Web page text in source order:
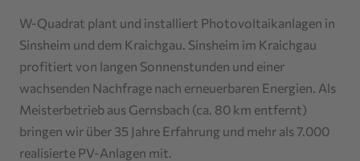
W-Quadrat plant und installiert Photovoltaikanlagen in
Sinsheim und dem Kraichgau. Sinsheim im Kraichgau
profitiert von langen Sonnenstunden und einer
wachsenden Nachfrage nach erneuerbaren Energien. Als
Meisterbetrieb aus Gernsbach (ca. 80 km entfernt)
bringen wir über 35 Jahre Erfahrung und mehr als 7.000
realisierte PV-Anlagen mit.